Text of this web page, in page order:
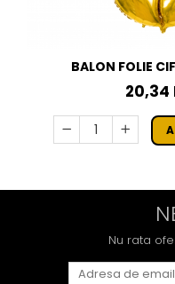
BALON FOLIE
20,34
Nu rata